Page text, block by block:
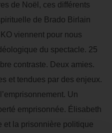
de Noël, ces différents
de Brado Birlain
viennent pour nous
du spectacle. 25
contraste. Deux amies.
et tendues par des enjeux.
Un
emprisonnée. Élisabeth
et la prisonnière politique